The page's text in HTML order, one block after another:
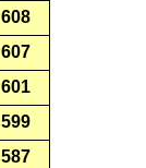
608
607
601
599
587